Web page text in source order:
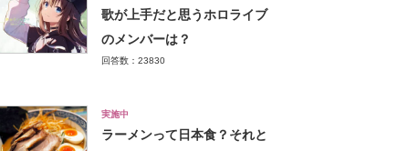
歌が上手だと思うホロライブ
のメンバーは？
回答数：23830
実施中
ラーメンって日本食？それと